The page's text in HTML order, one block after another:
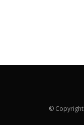
© Copyright